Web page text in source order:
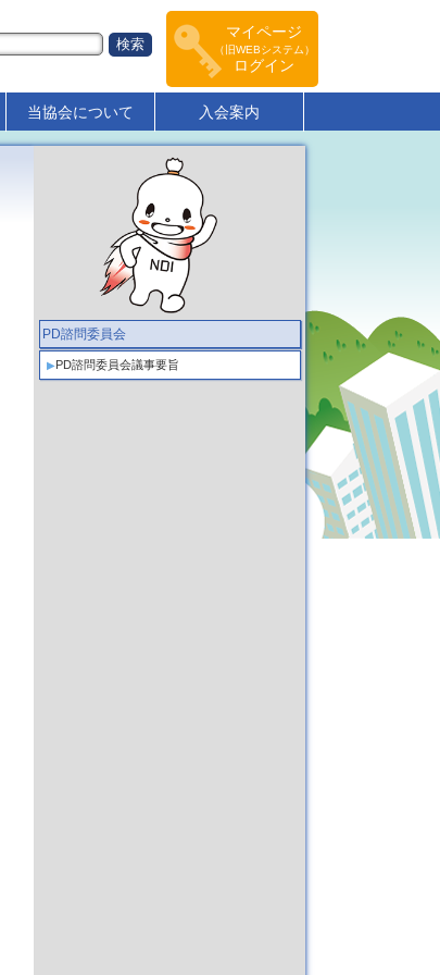
マイページ
（旧WEBシステム）
ログイン
当協会について 入会案内
PD諮問委員会
PD諮問委員会議事要旨